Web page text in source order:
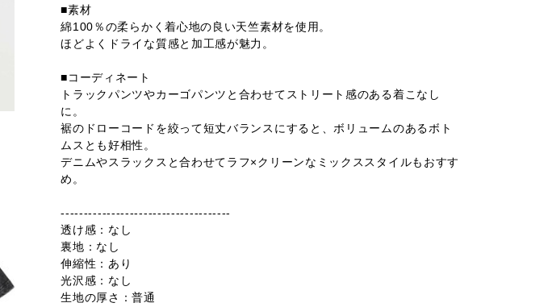
■素材
綿100％の柔らかく着心地の良い天竺素材を使用。
ほどよくドライな質感と加工感が魅力。
■コーディネート
トラックパンツやカーゴパンツと合わせてストリート感のある着こなし
に。
裾のドローコードを絞って短丈バランスにすると、ボリュームのあるボト
ムスとも好相性。
デニムやスラックスと合わせてラフ×クリーンなミックススタイルもおすす
め。
-------------------------------------
透け感：なし
裏地：なし
伸縮性：あり
光沢感：なし
生地の厚さ：普通